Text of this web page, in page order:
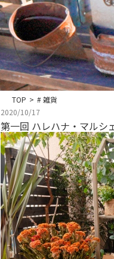
TOP > # 雑貨
2020/10/17
第一回 ハレハナ・マル